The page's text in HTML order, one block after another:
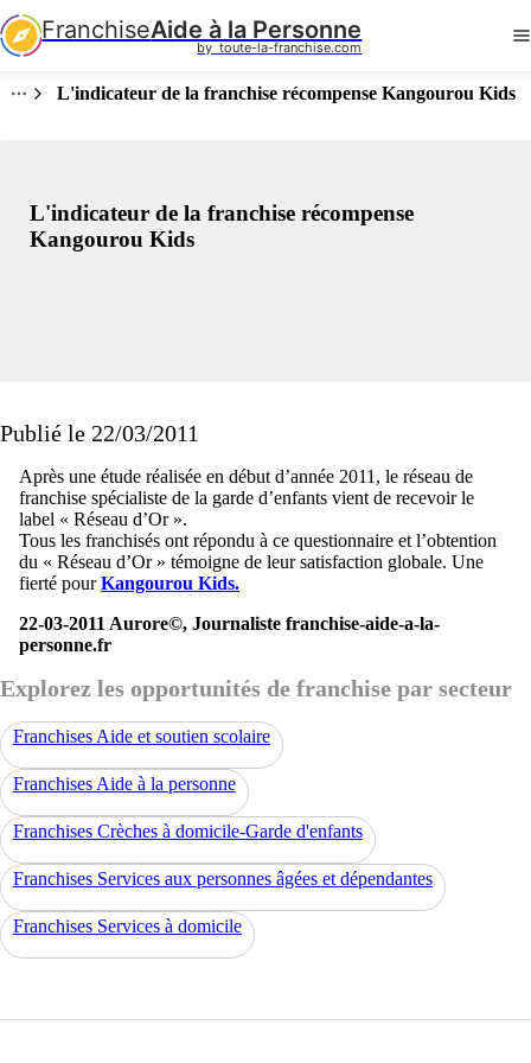
FranchiseAide à la Personne
by  toute-la-franchise.com
L'indicateur de la franchise récompense Kangourou Kids
L'indicateur de la franchise récompense
Kangourou Kids
Publié le 22/03/2011
Après une étude réalisée en début d’année 2011, le réseau de
franchise spécialiste de la garde d’enfants vient de recevoir le
label « Réseau d’Or ».
Tous les franchisés ont répondu à ce questionnaire et l’obtention
du « Réseau d’Or » témoigne de leur satisfaction globale. Une
fierté pourKangourou Kids.
22-03-2011 Aurore©, Journaliste franchise-aide-a-la-
personne.fr
Explorez les opportunités de franchise par secteur
Franchises Aide et soutien scolaire
Franchises Aide à la personne
Franchises Crèches à domicile-Garde d'enfants
Franchises Services aux personnes âgées et dépendantes
Franchises Services à domicile